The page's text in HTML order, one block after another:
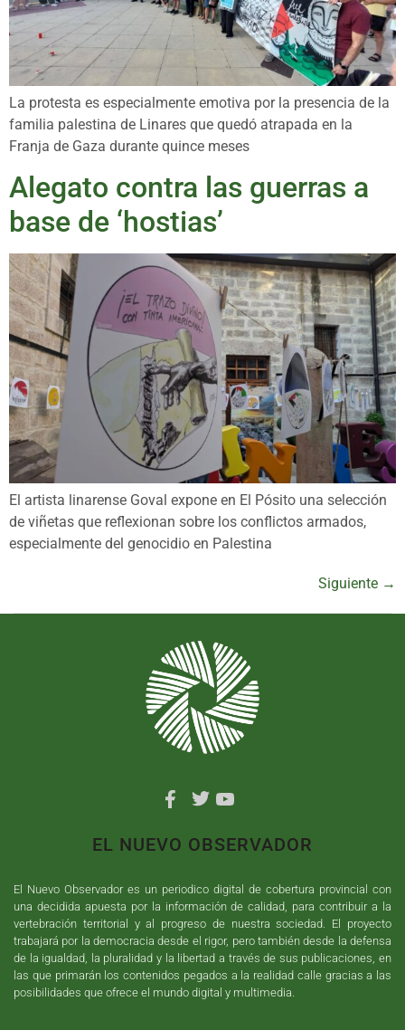
La protesta es especialmente emotiva por la presencia de la
familia palestina de Linares que quedó atrapada en la
Franja de Gaza durante quince meses
Alegato contra las guerras a
base de ‘hostias’
El artista linarense Goval expone en El Pósito una selección
de viñetas que reflexionan sobre los conflictos armados,
especialmente del genocidio en Palestina
Siguiente →
EL NUEVO OBSERVADOR
El Nuevo Observador es un periodico digital de cobertura provincial con
una decidida apuesta por la información de calidad, para contribuir a la
vertebración territorial y al progreso de nuestra sociedad. El proyecto
trabajará por la democracia desde el rigor, pero también desde la defensa
de la igualdad, la pluralidad y la libertad a través de sus publicaciones, en
las que primarán los contenidos pegados a la realidad calle gracias a las
posibilidades que ofrece el mundo digital y multimedia.